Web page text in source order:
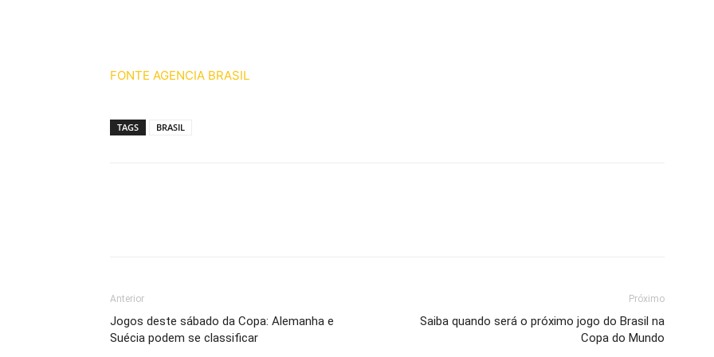
FONTE AGENCIA BRASIL
TAGS BRASIL
Anterior
Jogos deste sábado da Copa: Alemanha e
Suécia podem se classificar
Próximo
Saiba quando será o próximo jogo do Brasil na
Copa do Mundo